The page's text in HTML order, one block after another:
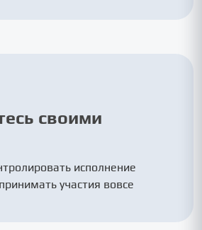
своими
исполнение
участия вовсе